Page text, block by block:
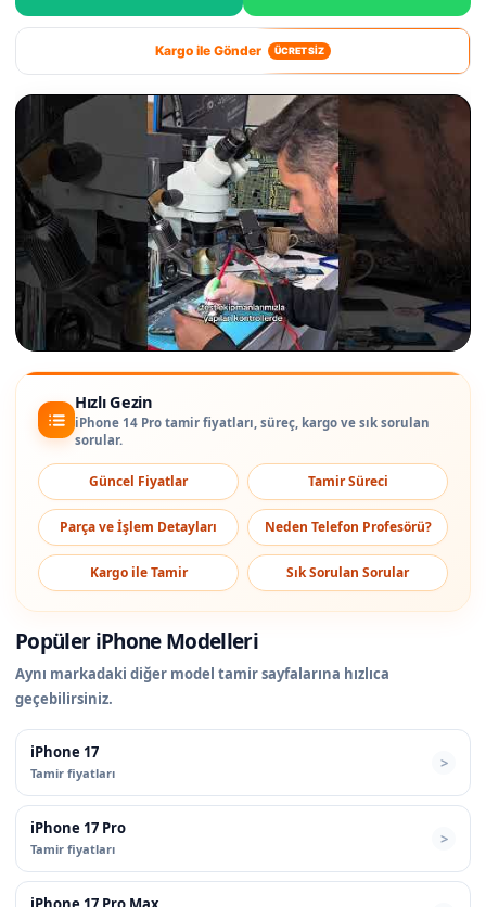
Kargo ile Gönder ÜCRETSİZ
Hızlı Gezin
iPhone 14 Pro tamir fiyatları, süreç, kargo ve sık sorulan
sorular.
Güncel Fiyatlar Tamir Süreci
Parça ve İşlem Detayları Neden Telefon Profesörü?
Kargo ile Tamir Sık Sorulan Sorular
Popüler iPhone Modelleri
Aynı markadaki diğer model tamir sayfalarına hızlıca
geçebilirsiniz.
iPhone 17
Tamir fiyatları
iPhone 17 Pro
Tamir fiyatları